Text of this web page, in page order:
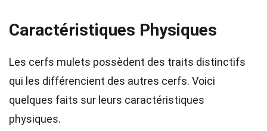
Caractéristiques Physiques
Les cerfs mulets possèdent des traits distinctifs
qui les différencient des autres cerfs. Voici
quelques faits sur leurs caractéristiques
physiques.